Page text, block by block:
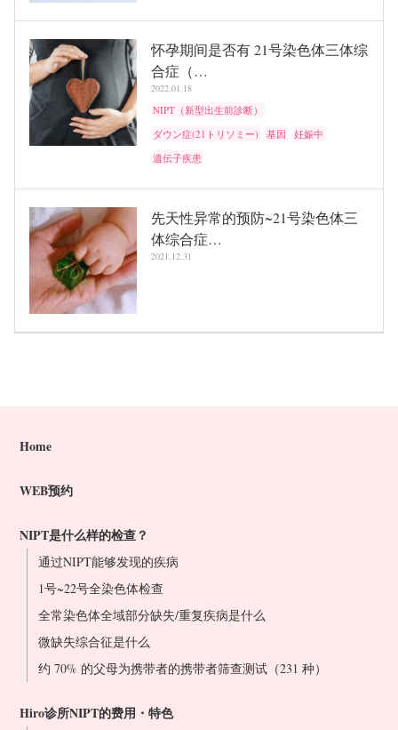
怀孕期间是否有 21号染色体三体综
合症（…
2022.01.18
NIPT（新型出生前診断）
ダウン症(21トリソミー)
基因
妊娠中
遺伝子疾患
先天性异常的预防~21号染色体三
体综合症…
2021.12.31
Home
WEB预约
NIPT是什么样的检查？
通过NIPT能够发现的疾病
1号~22号全染色体检查
全常染色体全域部分缺失/重复疾病是什么
微缺失综合征是什么
约 70% 的父母为携带者的携带者筛查测试（231 种）
Hiro诊所NIPT的费用・特色